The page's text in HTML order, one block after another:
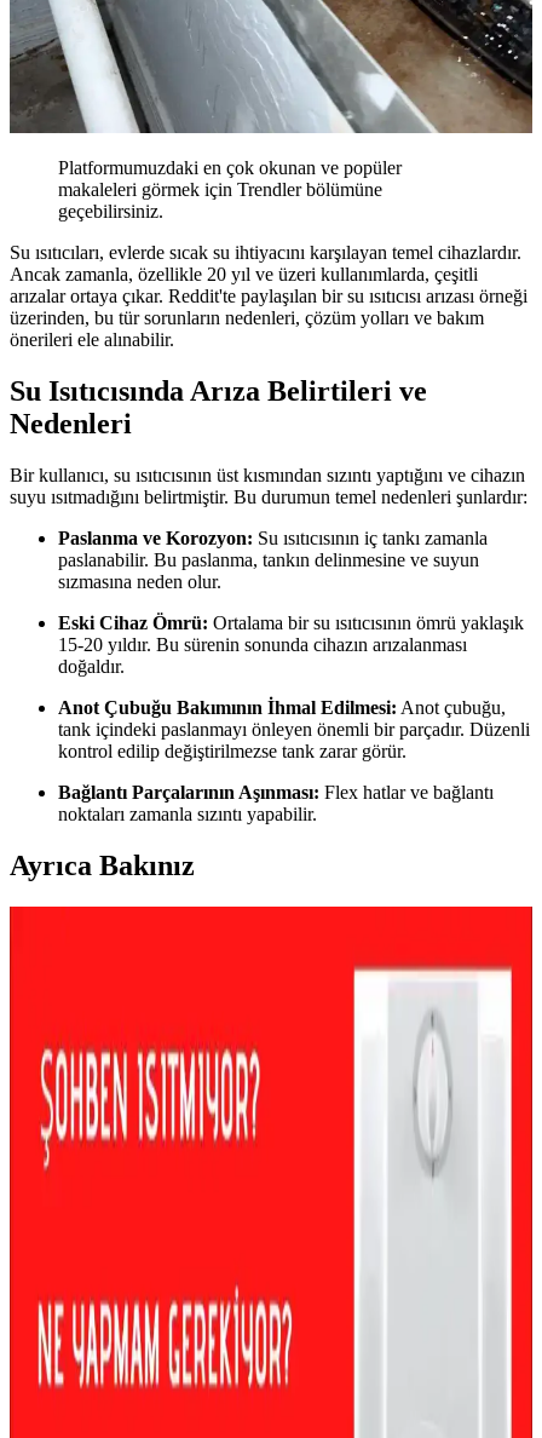
Platformumuzdaki en çok okunan ve popüler
makaleleri görmek için Trendler bölümüne
geçebilirsiniz.
Su ısıtıcıları, evlerde sıcak su ihtiyacını karşılayan temel cihazlardır.
Ancak zamanla, özellikle 20 yıl ve üzeri kullanımlarda, çeşitli
arızalar ortaya çıkar. Reddit'te paylaşılan bir su ısıtıcısı arızası örneği
üzerinden, bu tür sorunların nedenleri, çözüm yolları ve bakım
önerileri ele alınabilir.
Su Isıtıcısında Arıza Belirtileri ve
Nedenleri
Bir kullanıcı, su ısıtıcısının üst kısmından sızıntı yaptığını ve cihazın
suyu ısıtmadığını belirtmiştir. Bu durumun temel nedenleri şunlardır:
Paslanma ve Korozyon: Su ısıtıcısının iç tankı zamanla
paslanabilir. Bu paslanma, tankın delinmesine ve suyun
sızmasına neden olur.
Eski Cihaz Ömrü: Ortalama bir su ısıtıcısının ömrü yaklaşık
15-20 yıldır. Bu sürenin sonunda cihazın arızalanması
doğaldır.
Anot Çubuğu Bakımının İhmal Edilmesi: Anot çubuğu,
tank içindeki paslanmayı önleyen önemli bir parçadır. Düzenli
kontrol edilip değiştirilmezse tank zarar görür.
Bağlantı Parçalarının Aşınması: Flex hatlar ve bağlantı
noktaları zamanla sızıntı yapabilir.
Ayrıca Bakınız
Dayanıklılık ve Koruma Yöntemleri
Anot çubuğu, su ısıtıcılarının iç yüzeyini korozyondan koruyan
kritik bir parçadır. Düzenli kontrol ve değişim, tank ömrünü uzatır
ve performansı artırır.
Su Isıtıcılarında Mineral Birikimi ve Etkili Bakım
Yöntemleriyle Performans Artırma
Su ısıtıcılarında mineral birikimi cihaz performansını düşürür ve
Su Isıtıcılarında Yanlış Havalandırma Sorunları ve
Güvenli Çözüm Yöntemleri
Gazlı su ısıtıcılarında yanlış havalandırma karbon monoksit
zehirlenmesine yol açabilir. Doğru montaj, uygun malzeme